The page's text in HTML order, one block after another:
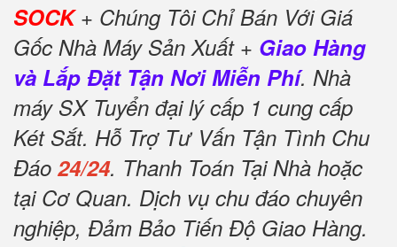
SOCK+ Chúng Tôi Chỉ Bán Với Giá
Gốc Nhà Máy Sản Xuất + Giao Hàng
và Lắp Đặt Tận Nơi Miễn Phí. Nhà
máy SX Tuyển đại lý cấp 1 cung cấp
Két Sắt. Hỗ Trợ Tư Vấn Tận Tình Chu
Đáo 24/24. Thanh Toán Tại Nhà hoặc
tại Cơ Quan. Dịch vụ chu đáo chuyên
nghiệp, Đảm Bảo Tiến Độ Giao Hàng.